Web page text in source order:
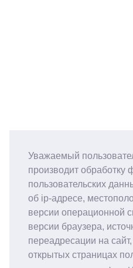
Уважаемый
производит обработку
пользовательских
об ip-адресе,
версии операционной
версии браузера,
переадресации на
открытых страницах